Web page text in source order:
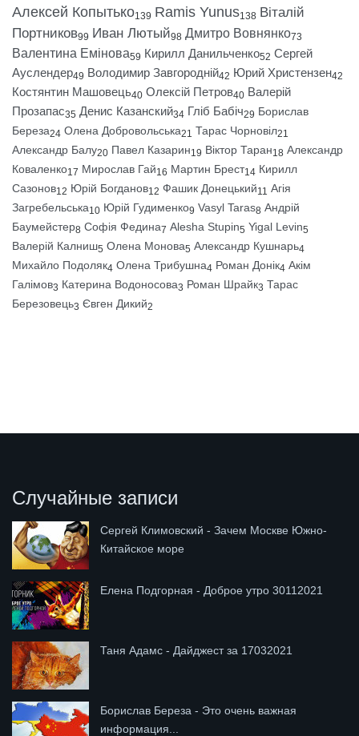
Алексей Копытько139 Ramis Yunus138 Віталій
Портников99 Иван Лютый98 Дмитро Вовнянко73
Валентина Емінова59 Кирилл Данильченко52 Сергей
Ауслендер49 Володимир Завгородній42 Юрий Христензен42
Костянтин Машовець40 Олексій Петров40 Валерій
Прозапас35 Денис Казанский34 Гліб Бабіч29 Борислав
Береза24 Олена Добровольська21 Тарас Чорновіл21
Александр Балу20 Павел Казарин19 Віктор Таран18 Александр
Коваленко17 Мирослав Гай16 Мартин Брест14 Кирилл
Сазонов12 Юрій Богданов12 Фашик Донецький11 Агія
Загребельська10 Юрій Гудименко9 Vasyl Taras8 Андрій
Баумейстер8 Софія Федина7 Alesha Stupin5 Yigal Levin5
Валерій Калниш5 Олена Монова5 Александр Кушнарь4
Михайло Подоляк4 Олена Трибушна4 Роман Донік4 Акім
Галімов3 Катерина Водоносова3 Роман Шрайк3 Тарас
Березовець3 Євген Дикий2
Случайные записи
Сергей Климовский - Зачем Москве Южно-
Китайское море
Елена Подгорная - Доброе утро 30112021
Таня Адамс - Дайджест за 17032021
Борислав Береза - Это очень важная
информация...